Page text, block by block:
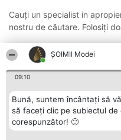
ȘOIMII Modei
09:10
Bună, suntem încântați să
să faceți clic pe subiectul de
corespunzător! 🙂
Cauți un specialist in
nostru de căutare. Folosiți